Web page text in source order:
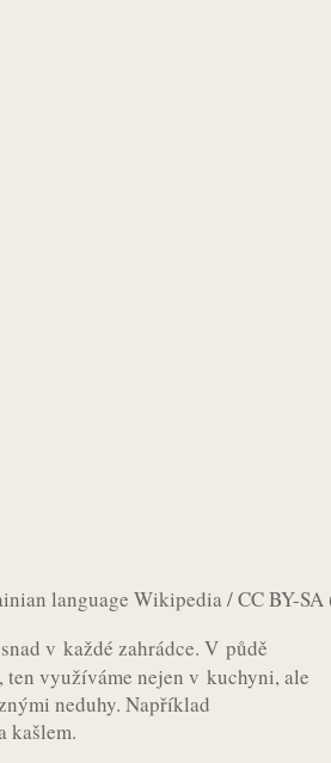
language Wikipedia / CC BY-
v každé zahrádce. V půdě
využíváme nejen v kuchyni, ale
neduhy. Například
kašlem.